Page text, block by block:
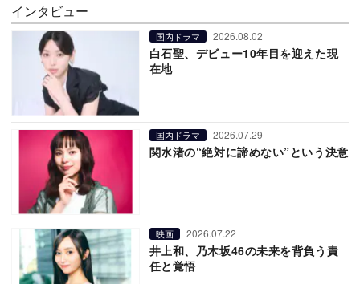
インタビュー
国内ドラマ 2026.08.02
白石聖、デビュー10年目を迎えた現
在地
国内ドラマ 2026.07.29
関水渚の“絶対に諦めない”という決意
映画 2026.07.22
井上和、乃木坂46の未来を背負う責
任と覚悟